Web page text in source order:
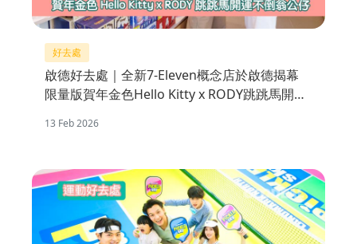
好去處
啟德好去處｜全新7-Eleven概念店於啟德揭幕
限量版賀年金色Hello Kitty x RODY跳跳馬開運
13 Feb 2026